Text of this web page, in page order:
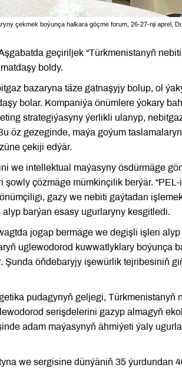
çekmek boýunça halkara göçme forum, 26-27-nji aprel,
geçiriljek “Türkmenistanyň
boldy.
bazaryna täze gatnaşyjy bolup, ol
bolar. Kompaniýa önümlere ýokary
strategiýasyny ýerlikli ulanyp,
öz gezeginde, maýa goýum
çekiji edýär.
we intellektual maýasyny ösdürmäge
çözmäge mümkinçilik berýär.
gazy we nebiti gaýtadan
barýan esasy ugurlaryny kesgitledi.
jogap bermäge we degişli işleri
uglewodorod kuwwatlyklary boýunça
Şunda öňdebaryjy işewürlik tejribesiniň
pudagynyň geljegi, Türkmenistanyň
serişdelerini gazyp almagyň
adam maýasynyň ähmiýeti ýaly
we sergisine dünýäniň 35 ýurdundan